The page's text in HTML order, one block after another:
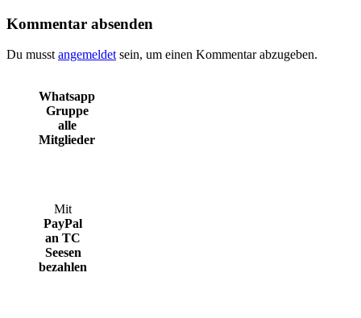
Kommentar absenden
Du musst angemeldet sein, um einen Kommentar abzugeben.
Whatsapp
Gruppe
alle
Mitglieder
Mit
PayPal
an TC
Seesen
bezahlen